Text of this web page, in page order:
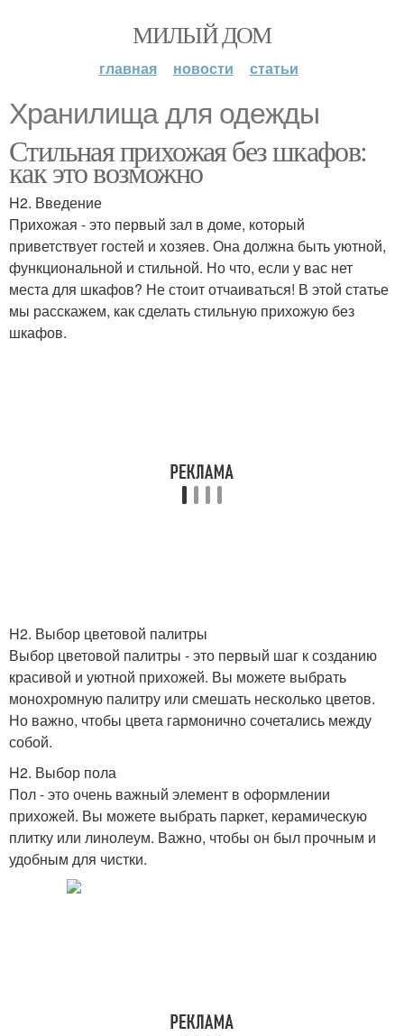
МИЛЫЙ ДОМ
главная новости статьи
Хранилища для одежды
Стильная прихожая без шкафов:
как это возможно
H2. Введение
Прихожая - это первый зал в доме, который
приветствует гостей и хозяев. Она должна быть уютной,
функциональной и стильной. Но что, если у вас нет
места для шкафов? Не стоит отчаиваться! В этой статье
мы расскажем, как сделать стильную прихожую без
шкафов.
H2. Выбор цветовой палитры
Выбор цветовой палитры - это первый шаг к созданию
красивой и уютной прихожей. Вы можете выбрать
монохромную палитру или смешать несколько цветов.
Но важно, чтобы цвета гармонично сочетались между
собой.
H2. Выбор пола
Пол - это очень важный элемент в оформлении
прихожей. Вы можете выбрать паркет, керамическую
плитку или линолеум. Важно, чтобы он был прочным и
удобным для чистки.